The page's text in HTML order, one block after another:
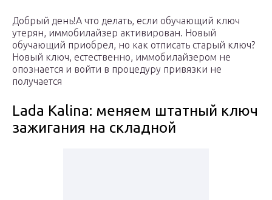
Добрый день!А что делать, если обучающий ключ
утерян, иммобилайзер активирован. Новый
обучающий приобрел, но как отписать старый ключ?
Новый ключ, естественно, иммобилайзером не
опознается и войти в процедуру привязки не
получается
Lada Kalina: меняем штатный ключ
зажигания на складной